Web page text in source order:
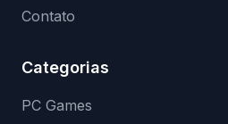
Contato
Categorias
PC Games